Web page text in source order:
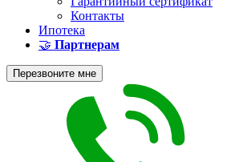
Контакты
Ипотека
🤝 Партнерам
Перезвоните мне